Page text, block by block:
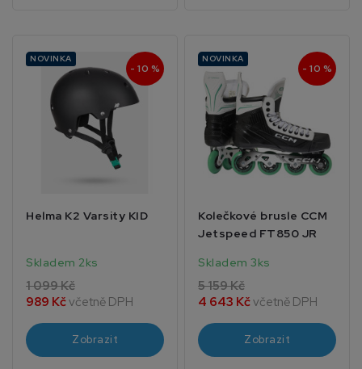
NOVINKA
- 10 %
Helma K2 Varsity KID
Skladem 2ks
1 099 Kč
989 Kčvčetně DPH
Zobrazit
NOVINKA
- 10 %
Kolečkové brusle CCM
Jetspeed FT850 JR
Skladem 3ks
5 159 Kč
4 643 Kčvčetně DPH
Zobrazit